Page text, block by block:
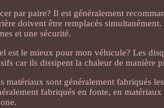
par paire? Il est généralement
doivent être remplacés simultanément.
et une sécurité.
est le mieux pour mon véhicule? Les
car ils dissipent la chaleur de manière
sont généralement fabriqués
fabriqués en fonte, en matériaux